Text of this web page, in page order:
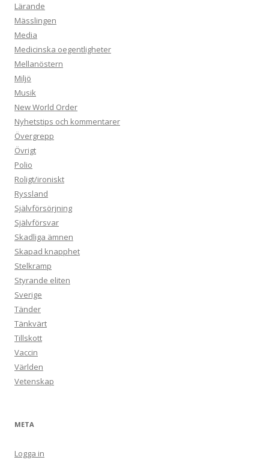
Lärande
Mässlingen
Media
Medicinska oegentligheter
Mellanöstern
Miljö
Musik
New World Order
Nyhetstips och kommentarer
Övergrepp
Övrigt
Polio
Roligt/ironiskt
Ryssland
Självförsörjning
Självförsvar
Skadliga ämnen
Skapad knapphet
Stelkramp
Styrande eliten
Sverige
Tänder
Tänkvärt
Tillskott
Vaccin
Världen
Vetenskap
META
Logga in